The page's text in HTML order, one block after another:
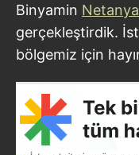
Binyamin
gerçekleştirdik.
bölgemiz için